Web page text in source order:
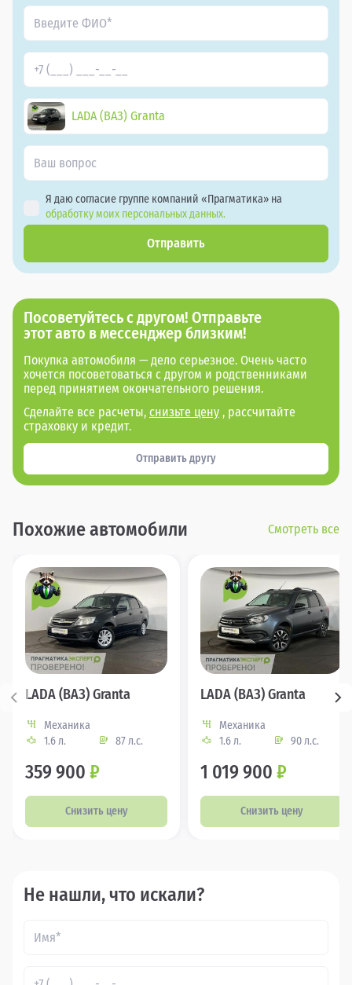
LADA (ВАЗ) Granta
Я даю согласие группе компаний «Прагматика» на
обработку моих персональных данных.
Отправить
Посоветуйтесь с другом! Отправьте
этот авто в мессенджер близким!
Покупка автомобиля — дело серьезное. Очень часто
хочется посоветоваться с другом и родственниками
перед принятием окончательного решения.
Сделайте все расчеты, снизьте цену , рассчитайте
страховку и кредит.
Отправить другу
Похожие автомобили Смотреть все
LADA (ВАЗ) Granta
Механика
1.6 л.
87 л.с.
359 900 ₽
Снизить цену
LADA (ВАЗ) Granta
Механика
1.6 л.
90 л.с.
1 019 900 ₽
Снизить цену
Не нашли, что искали?